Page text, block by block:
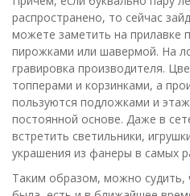
распространено, то сейчас
можете заметить на прилавке
пирожками или шавермой. На
гравировка производителя.
топперами и корзинками, а
пользуются подложками и
постоянной основе. Даже в
встретить светильники,
украшения из фанеры в самых
Таким образом, можно судить,